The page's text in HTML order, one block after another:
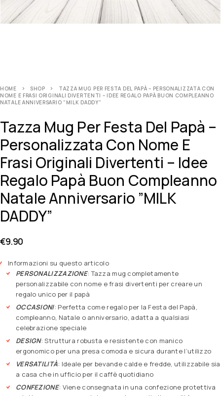
HOME SHOP
TAZZA MUG PER FESTA DEL PAPÀ – PERSONALIZZATA CON
NOME E FRASI ORIGINALI DIVERTENTI – IDEE REGALO PAPÀ BUON COMPLEANNO
NATALE ANNIVERSARIO ”MILK DADDY”
Tazza Mug Per Festa Del Papà –
Personalizzata Con Nome E
Frasi Originali Divertenti – Idee
Regalo Papà Buon Compleanno
Natale Anniversario ”MILK
DADDY”
€9.90
Informazioni su questo articolo
PERSONALIZZAZIONE: Tazza mug completamente
personalizzabile con nome e frasi divertenti per creare un
regalo unico per il papà
OCCASIONI: Perfetta come regalo per la Festa del Papà,
compleanno, Natale o anniversario, adatta a qualsiasi
celebrazione speciale
DESIGN: Struttura robusta e resistente con manico
ergonomico per una presa comoda e sicura durante l’utilizzo
VERSATILITÀ: Ideale per bevande calde e fredde, utilizzabile sia
a casa che in ufficio per il caffè quotidiano
CONFEZIONE: Viene consegnata in una confezione protettiva